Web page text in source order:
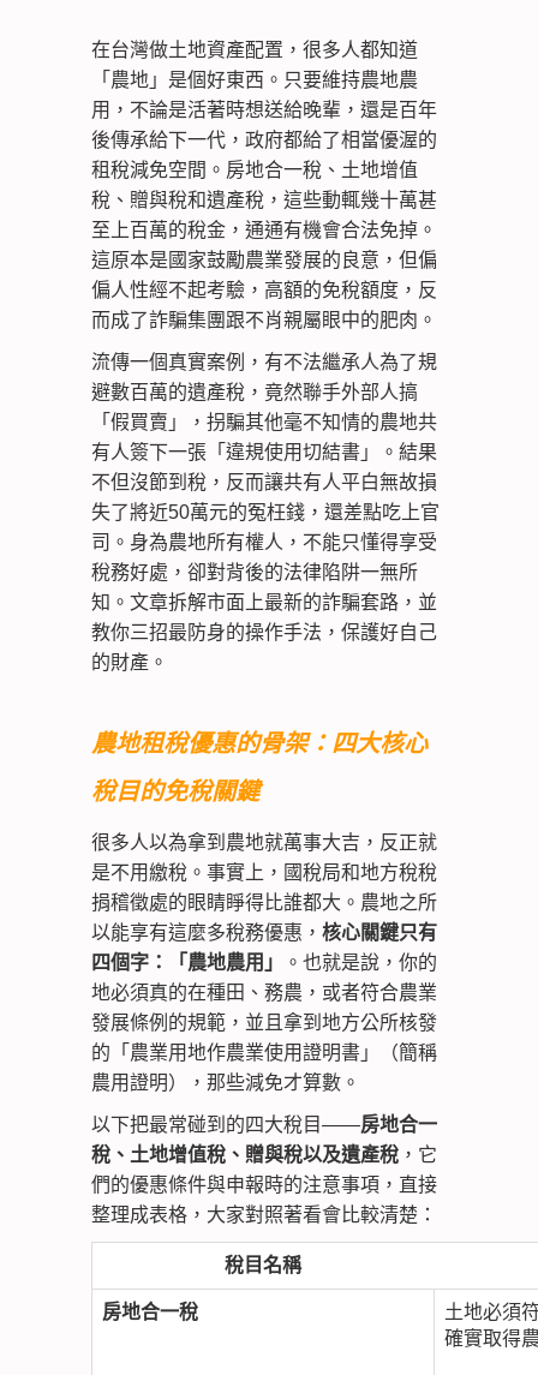
在台灣做土地資產配置，很多人都知道
「農地」是個好東西。只要維持農地農
用，不論是活著時想送給晚輩，還是百年
後傳承給下一代，政府都給了相當優渥的
租稅減免空間。房地合一稅、土地增值
稅、贈與稅和遺產稅，這些動輒幾十萬甚
至上百萬的稅金，通通有機會合法免掉。
這原本是國家鼓勵農業發展的良意，但偏
偏人性經不起考驗，高額的免稅額度，反
而成了詐騙集團跟不肖親屬眼中的肥肉。
流傳一個真實案例，有不法繼承人為了規
避數百萬的遺產稅，竟然聯手外部人搞
「假買賣」，拐騙其他毫不知情的農地共
有人簽下一張「違規使用切結書」。結果
不但沒節到稅，反而讓共有人平白無故損
失了將近50萬元的冤枉錢，還差點吃上官
司。身為農地所有權人，不能只懂得享受
稅務好處，卻對背後的法律陷阱一無所
知。文章拆解市面上最新的詐騙套路，並
教你三招最防身的操作手法，保護好自己
的財產。
農地租稅優惠的骨架：四大核心
稅目的免稅關鍵
很多人以為拿到農地就萬事大吉，反正就
是不用繳稅。事實上，國稅局和地方稅稅
捐稽徵處的眼睛睜得比誰都大。農地之所
以能享有這麼多稅務優惠， 核心關鍵只有
四個字：「農地農用」
。也就是說，你的
地必須真的在種田、務農，或者符合農業
發展條例的規範，並且拿到地方公所核發
的「農業用地作農業使用證明書」（簡稱
農用證明），那些減免才算數。
以下把最常碰到的四大稅目——房地合一
稅、土地增值稅、贈與稅以及遺產稅 ，它
們的優惠條件與申報時的注意事項，直接
整理成表格，大家對照著看會比較清楚：
稅目名稱
房地合一稅
土地必須
確實取得